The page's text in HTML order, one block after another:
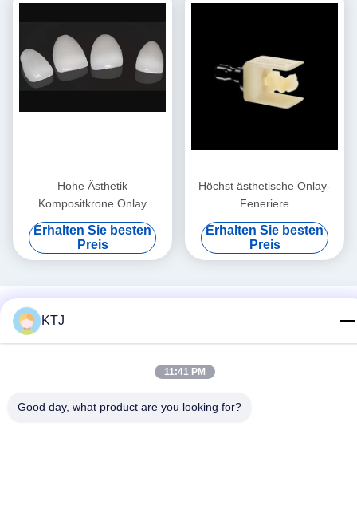
Hohe Ästhetik
Kompositkrone Onlay
Veneer Anpassungsgröße
Erhalten Sie besten
Preis
Höchst ästhetische Onlay-
Feneriere
Erhalten Sie besten
Preis
Soziale Medien
KTJ
11:41 PM
Good day, what product are you looking for?